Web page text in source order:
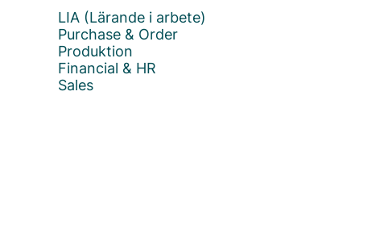
LIA (Lärande i arbete)
Purchase & Order
Produktion
Financial & HR
Sales